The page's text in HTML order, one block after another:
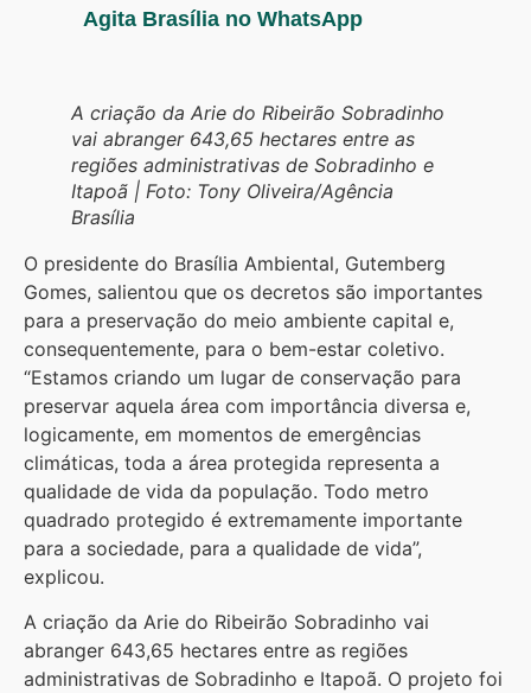
Agita Brasília no WhatsApp
A criação da Arie do Ribeirão Sobradinho
vai abranger 643,65 hectares entre as
regiões administrativas de Sobradinho e
Itapoã | Foto: Tony Oliveira/Agência
Brasília
O presidente do Brasília Ambiental, Gutemberg
Gomes, salientou que os decretos são importantes
para a preservação do meio ambiente capital e,
consequentemente, para o bem-estar coletivo.
“Estamos criando um lugar de conservação para
preservar aquela área com importância diversa e,
logicamente, em momentos de emergências
climáticas, toda a área protegida representa a
qualidade de vida da população. Todo metro
quadrado protegido é extremamente importante
para a sociedade, para a qualidade de vida”,
explicou.
A criação da Arie do Ribeirão Sobradinho vai
abranger 643,65 hectares entre as regiões
administrativas de Sobradinho e Itapoã. O projeto foi